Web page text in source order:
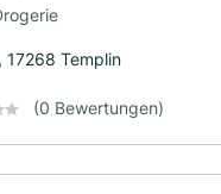
17268 Templin
(0 Bewertungen)